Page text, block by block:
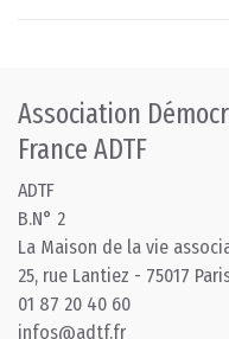
Association
France ADTF
ADTF
B.N° 2
La Maison de la vie
25, rue Lantiez - 75017
01 87 20 40 60
infos@adtf.fr